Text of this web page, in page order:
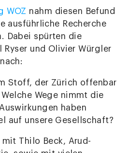
WOZ nahm diesen Befund
ausführliche Recherche
Dabei spürten die
Ryser und Olivier Würgler
Stoff, der Zürich offenbar
Wege nimmt die
haben
auf unsere Gesellschaft?
Thilo Beck, Arud-